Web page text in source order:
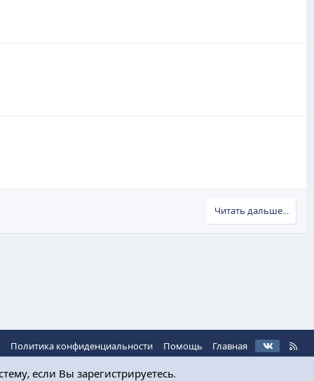
Читать дальше...
Политика конфиденциальности Помощь Главная
R
S
если Вы зарегистрируетесь.